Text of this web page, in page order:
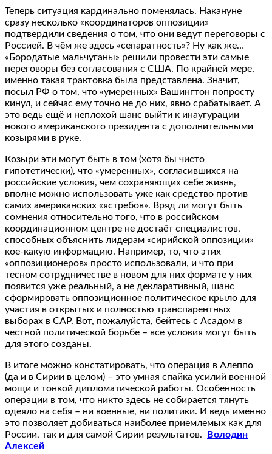
Теперь ситуация кардинально поменялась. Накануне
сразу несколько «координаторов оппозиции»
подтвердили сведения о том, что они ведут переговоры с
Россией. В чём же здесь «сепаратность»? Ну как же…
«Бородатые мальчуганы» решили провести эти самые
переговоры без согласования с США. По крайней мере,
именно такая трактовка была представлена. Значит,
посыл РФ о том, что «умеренных» Вашингтон попросту
кинул, и сейчас ему точно не до них, явно срабатывает. А
это ведь ещё и неплохой шанс выйти к инаугурации
нового американского президента с дополнительными
козырями в руке.
Козыри эти могут быть в том (хотя бы чисто
гипотетически), что «умеренных», согласившихся на
российские условия, чем сохраняющих себе жизнь,
вполне можно использовать уже как средство против
самих американских «ястребов». Вряд ли могут быть
сомнения относительно того, что в российском
координационном центре не достаёт специалистов,
способных объяснить лидерам «сирийской оппозиции»
кое-какую информацию. Например, то, что этих
«оппозиционеров» просто использовали, и что при
тесном сотрудничестве в новом для них формате у них
появится уже реальный, а не декларативный, шанс
сформировать оппозиционное политическое крыло для
участия в открытых и полностью транспарентных
выборах в САР. Вот, пожалуйста, бейтесь с Асадом в
честной политической борьбе – все условия могут быть
для этого созданы.
В итоге можно констатировать, что операция в Алеппо
(да и в Сирии в целом) – это умная спайка усилий военной
мощи и тонкой дипломатической работы. Особенность
операции в том, что никто здесь не собирается тянуть
одеяло на себя – ни военные, ни политики. И ведь именно
это позволяет добиваться наиболее приемлемых как для
России, так и для самой Сирии результатов.
Володин
Алексей